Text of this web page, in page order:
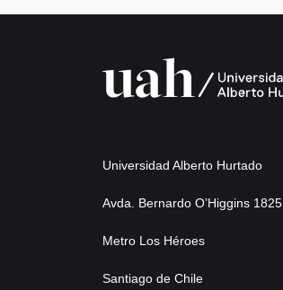
Universidad Alberto Hurtado
Avda. Bernardo O’Higgins 1825
Metro Los Héroes
Santiago de Chile